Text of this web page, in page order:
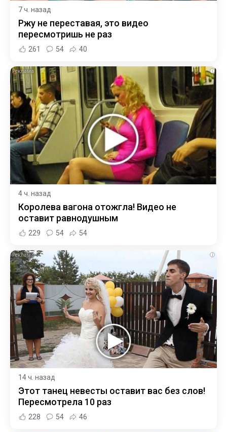
7 ч. назад
Ржу не переставая, это видео
пересмотришь не раз
261 54 40
i
4 ч. назад
Королева вагона отожгла! Видео не
оставит равнодушным
229 54 54
i
14 ч. назад
Этот танец невесты оставит вас без слов!
Пересмотрела 10 раз
228 54 46